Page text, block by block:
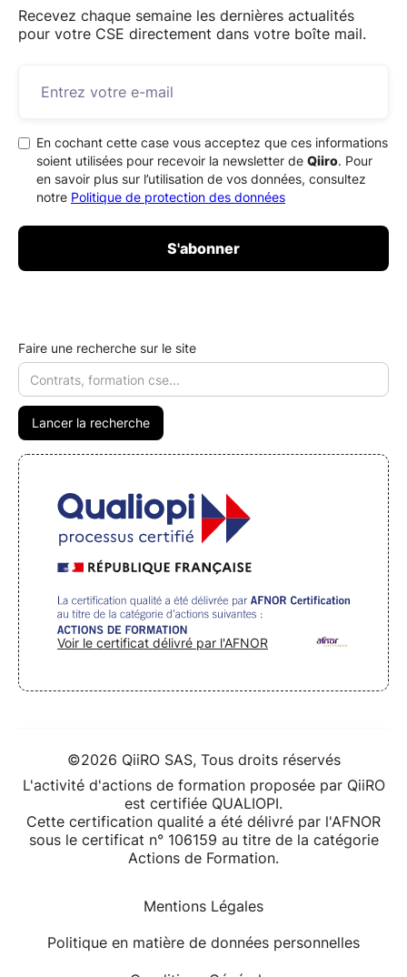
Recevez chaque semaine les dernières actualités
pour votre CSE directement dans votre boîte mail.
En cochant cette case vous acceptez que ces informations
soient utilisées pour recevoir la newsletter de Qiiro. Pour
en savoir plus sur l’utilisation de vos données, consultez
notre Politique de protection des données
Faire une recherche sur le site
Voir le certificat délivré par l'AFNOR
©2026 QiiRO SAS, Tous droits réservés
L'activité d'actions de formation proposée par QiiRO
est certifiée QUALIOPI.
Cette certification qualité a été délivré par l'AFNOR
sous le certificat n° 106159 au titre de la catégorie
Actions de Formation.
Mentions Légales
Politique en matière de données personnelles